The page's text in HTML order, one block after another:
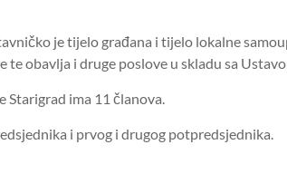
je tijelo građana i tijelo lokalne
te obavlja i druge poslove u skladu sa
Starigrad ima 11 članova.
i prvog i drugog potpredsjednika.